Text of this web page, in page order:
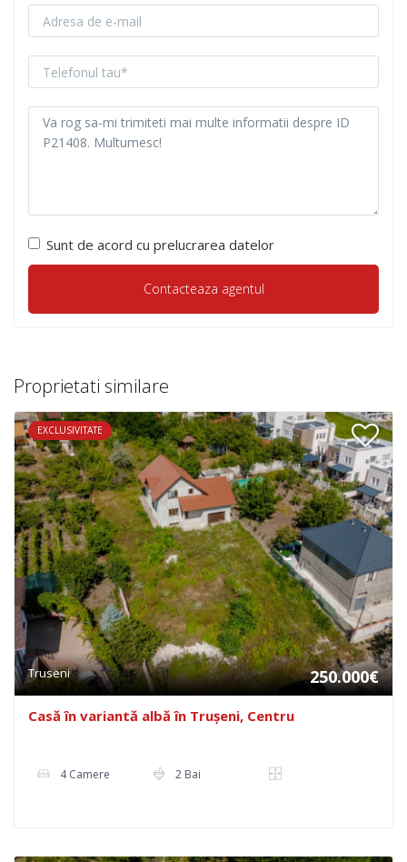
Sunt de acord cu prelucrarea datelor
Proprietati similare
EXCLUSIVITATE
Truseni 250.000€
Casă în variantă albă în Trușeni, Centru
4 Camere 2 Bai